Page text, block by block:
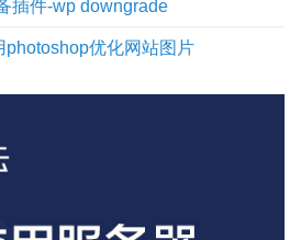
插件-wp downgrade
优化网站图片